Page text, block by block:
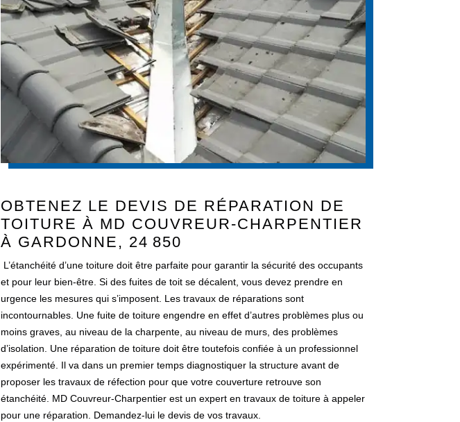
OBTENEZ LE DEVIS DE RÉPARATION DE
TOITURE À MD COUVREUR-CHARPENTIER
À GARDONNE, 24 850
L’étanchéité d’une toiture doit être parfaite pour garantir la sécurité des occupants
et pour leur bien-être. Si des fuites de toit se décalent, vous devez prendre en
urgence les mesures qui s’imposent. Les travaux de réparations sont
incontournables. Une fuite de toiture engendre en effet d’autres problèmes plus ou
moins graves, au niveau de la charpente, au niveau de murs, des problèmes
d’isolation. Une réparation de toiture doit être toutefois confiée à un professionnel
expérimenté. Il va dans un premier temps diagnostiquer la structure avant de
proposer les travaux de réfection pour que votre couverture retrouve son
étanchéité. MD Couvreur-Charpentier est un expert en travaux de toiture à appeler
pour une réparation. Demandez-lui le devis de vos travaux.